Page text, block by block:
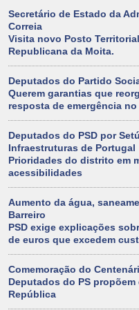
Secretário de Estado da
Correia
Visita novo Posto
Republicana da Moita.
Deputados do Partido
Querem garantias que
resposta de emergência
Deputados do PSD por
Infraestruturas de Portugal
Prioridades do distrito em
acessibilidades
Aumento da água,
Barreiro
PSD exige explicações
de euros que excedem
Comemoração do
Deputados do PS
República